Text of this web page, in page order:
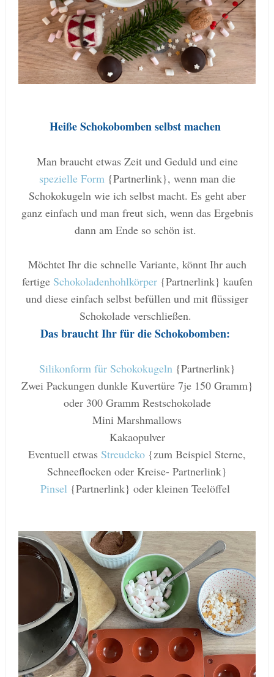
Heiße Schokobomben selbst machen
Man braucht etwas Zeit und Geduld und eine
spezielle Form {Partnerlink}, wenn man die
Schokokugeln wie ich selbst macht. Es geht aber
ganz einfach und man freut sich, wenn das Ergebnis
dann am Ende so schön ist.
Möchtet Ihr die schnelle Variante, könnt Ihr auch
fertige Schokoladenhohlkörper{Partnerlink} kaufen
und diese einfach selbst befüllen und mit flüssiger
Schokolade verschließen.
Das braucht Ihr für die Schokobomben:
Silikonform für Schokokugeln {Partnerlink}
Zwei Packungen dunkle Kuvertüre 7je 150 Gramm}
oder 300 Gramm Restschokolade
Mini Marshmallows
Kakaopulver
Eventuell etwas Streudeko {zum Beispiel Sterne,
Schneeflocken oder Kreise- Partnerlink}
Pinsel {Partnerlink} oder kleinen Teelöffel